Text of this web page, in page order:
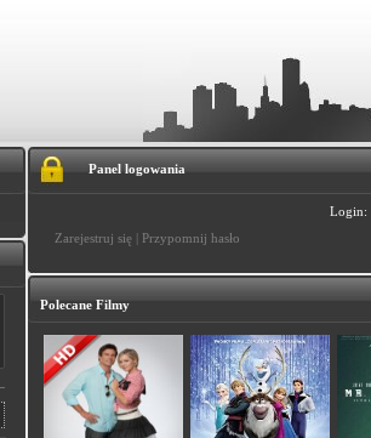
Panel logowania
Login:
Zarejestruj się | Przypomnij hasło
Polecane Filmy